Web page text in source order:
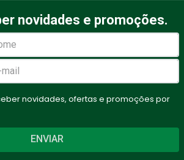
novidades e promoções.
novidades, ofertas e promoções por
ENVIAR